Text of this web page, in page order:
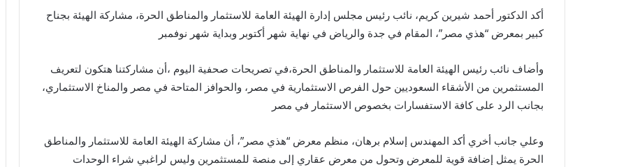
أكد الدكتور أحمد شيرين كريم، نائب رئيس مجلس إدارة الهيئة العامة للاستثمار والمناطق الحرة، مشاركة الهيئة بجناح
كبير بمعرض “هذي مصر”، المقام في جدة والرياض في نهاية شهر أكتوبر وبداية شهر نوفمبر
وأضاف نائب رئيس الهيئة العامة للاستثمار والمناطق الحرة،في تصريحات صحفية اليوم ،أن مشاركتنا هتكون لتعريف
المستثمرين من الأشقاء السعوديين حول الفرص الاستثمارية في مصر، والحوافز المتاحة في مصر والمناخ الاستثماري،
بجانب الرد على كافة الاستفسارات بخصوص الاستثمار في مصر
وعلي جانب أخري أكد المهندس إسلام برهان، منظم معرض “هذي مصر”، أن مشاركة الهيئة العامة للاستثمار والمناطق
الحرة يمثل إضافة قوية للمعرض وتحول من معرض عقاري إلى منصة للمستثمرين وليس لراغبي شراء الوحدات